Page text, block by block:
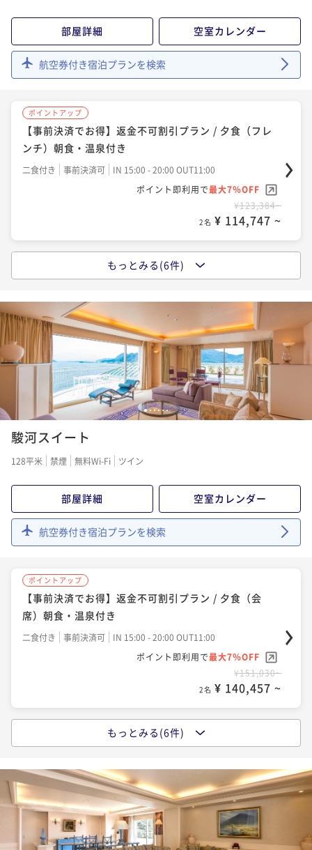
ポイント即利用で最大7％OFF
¥123,384~
¥ 114,747 ~
ポイントアップ
【事前決済でお得】返金不可割引プラン / 夕食（フレ
ンチ）朝食・温泉付き
¥123,384~
¥ 114,747 ~
【ディナータイムおまかせ】夕食（会席）朝食・温泉
二食付き 現地決済可 事前決済可
IN 15:00 - 20:00 OUT11:00
ポイント即利用で最大7％OFF
¥127,200~
2名 ¥ 118,296 ~
ポイントアップ
【夕食（会席）朝食・温泉付き】プライベートリゾー
トステイ
二食付き 現地決済可 事前決済可
ポイント即利用で最大7％OFF
¥127,200~
2名 ¥ 118,296 ~
【ディナータイムおまかせ】夕食（フレンチ）朝食・
温泉付き / プライベートリゾートステイ
二食付き 現地決済可 事前決済可
ポイント即利用で最大7％OFF
¥127,200~
¥ 118,296 ~
ポイントアップ
【夕食（フレンチ）朝食・温泉付き】プライベートリ
二食付き 現地決済可 事前決済可
IN 15:00 - 20:00 OUT11:00
ポイント即利用で最大7％OFF
¥127,200~
¥ 118,296 ~
部屋詳細 空室カレンダー
航空券付き宿泊プランを検索
ポイントアップ
【事前決済でお得】返金不可割引プラン / 夕食（フレ
ンチ）朝食・温泉付き
二食付き 事前決済可
IN 15:00 - 20:00 OUT11:00
ポイント即利用で最大7％OFF
¥123,384~
2名 ¥ 114,747 ~
【事前決済でお得】返金不可割引プラン / 夕食（会
席）朝食・温泉付き
二食付き 事前決済可
IN 15:00 - 20:00 OUT11:00
ポイント即利用で最大7％OFF
¥123,384~
2名 ¥ 114,747 ~
ポイントアップ
【夕食（会席）朝食・温泉付き】プライベートリゾー
トステイ
ポイント即利用で最大7％OFF
¥127,200~
¥ 118,296 ~
ポイントアップ
【ディナータイムおまかせ】夕食（フレンチ）朝食・
温泉付き / プライベートリゾートステイ
¥127,200~
¥ 118,296 ~
【ディナータイムおまかせ】夕食（会席）朝食・温泉
二食付き 現地決済可 事前決済可
IN 15:00 - 20:00 OUT11:00
ポイント即利用で最大7％OFF
¥127,200~
¥ 118,296 ~
もっとみる(6件)
123456
駿河スイート
128平米 禁煙 無料Wi-Fi ツイン
部屋詳細 空室カレンダー
航空券付き宿泊プランを検索
ポイントアップ
【事前決済でお得】返金不可割引プラン / 夕食（会
席）朝食・温泉付き
二食付き 事前決済可
IN 15:00 - 20:00 OUT11:00
ポイント即利用で最大7％OFF
¥151,030~
2名 ¥ 140,457 ~
【事前決済でお得】返金不可割引プラン / 夕食（フレ
ンチ）朝食・温泉付き
二食付き 事前決済可
IN 15:00 - 20:00 OUT11:00
ポイント即利用で最大7％OFF
¥151,030~
2名 ¥ 140,457 ~
もっとみる(6件)